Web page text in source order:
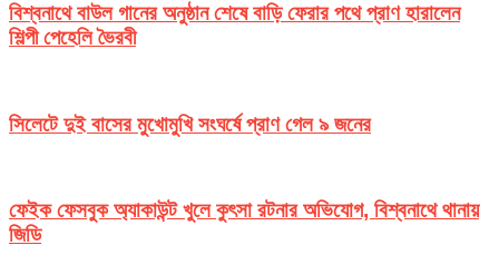
বিশ্বনাথে বাউল গানের অনুষ্ঠান শেষে বাড়ি ফেরার পথে প্রাণ হারালেন
শিল্পী পেহেলি ভৈরবী
সিলেটে দুই বাসের মুখোমুখি সংঘর্ষে প্রাণ গেল ৯ জনের
ফেইক ফেসবুক অ্যাকাউন্ট খুলে কুৎসা রটনার অভিযোগ, বিশ্বনাথে থানায়
জিডি